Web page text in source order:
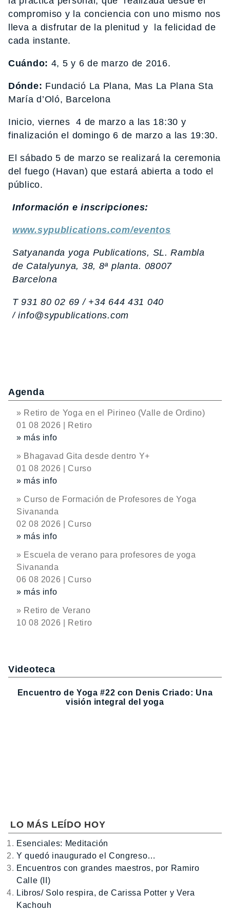
compromiso y la conciencia con uno mismo nos
lleva a disfrutar de la plenitud y la felicidad de
cada instante.
Cuándo: 4, 5 y 6 de marzo de 2016.
Dónde: Fundació La Plana, Mas La Plana Sta
María d’Oló, Barcelona
Inicio, viernes 4 de marzo a las 18:30 y
finalización el domingo 6 de marzo a las 19:30.
El sábado 5 de marzo se realizará la ceremonia
del fuego (Havan) que estará abierta a todo el
público.
Información e inscripciones:
www.sypublications.com/eventos
Satyananda yoga Publications, SL. Rambla
de Catalyunya, 38, 8ª planta. 08007
Barcelona
T 931 80 02 69 / +34 644 431 040
/ info@sypublications.com
Agenda
» Retiro de Yoga en el Pirineo (Valle de Ordino)
01 08 2026 | Retiro
» más info
» Bhagavad Gita desde dentro Y+
01 08 2026 | Curso
» más info
» Curso de Formación de Profesores de Yoga
Sivananda
02 08 2026 | Curso
» más info
» Escuela de verano para profesores de yoga
Sivananda
06 08 2026 | Curso
» más info
» Retiro de Verano
10 08 2026 | Retiro
Videoteca
Encuentro de Yoga #22 con Denis Criado: Una
visión integral del yoga
LO MÁS LEÍDO HOY
Esenciales: Meditación
Y quedó inaugurado el Congreso…
Encuentros con grandes maestros, por Ramiro
Calle (II)
Libros/ Solo respira, de Carissa Potter y Vera
Kachouh